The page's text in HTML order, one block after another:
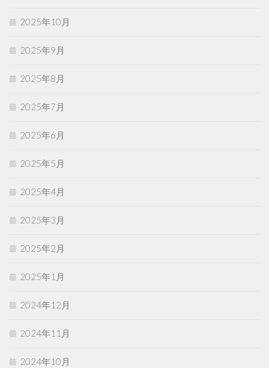
2025年10月
2025年9月
2025年8月
2025年7月
2025年6月
2025年5月
2025年4月
2025年3月
2025年2月
2025年1月
2024年12月
2024年11月
2024年10月